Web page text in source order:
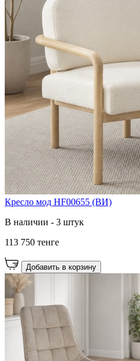
Кресло мод HF00655 (ВИ)
В наличии - 3 штук
113 750 тенге
Добавить в корзину